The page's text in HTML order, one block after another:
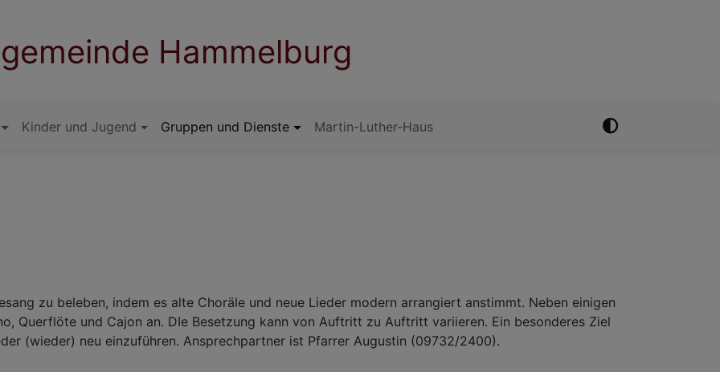
Hammelburg
Kinder und Jugend Gruppen und Dienste Martin-Luther-Haus
zu beleben, indem es alte Choräle und neue Lieder modern arrangiert anstimmt. Neben einigen
Querflöte und Cajon an. DIe Besetzung kann von Auftritt zu Auftritt variieren. Ein besonderes Ziel
(wieder) neu einzuführen. Ansprechpartner ist Pfarrer Augustin (09732/2400).